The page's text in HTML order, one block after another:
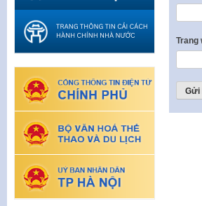
Trang